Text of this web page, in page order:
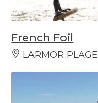
French Foil
LARMOR PLAGE